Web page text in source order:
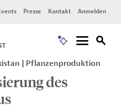
Presse Kontakt Anmelden
Pflanzenproduktion
des